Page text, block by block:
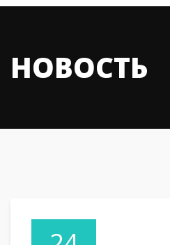
НОВОСТЬ